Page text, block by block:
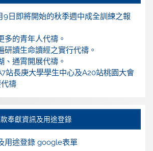
9日即將開始的秋季週中成全訓練之報
多的青年人代禱。
研讀生命讀經之實行代禱。
、通霄開展代禱。
站長庚大學學生中心及A20站桃園大會
禱
奉獻資訊及用途登錄
用途登錄 google表單